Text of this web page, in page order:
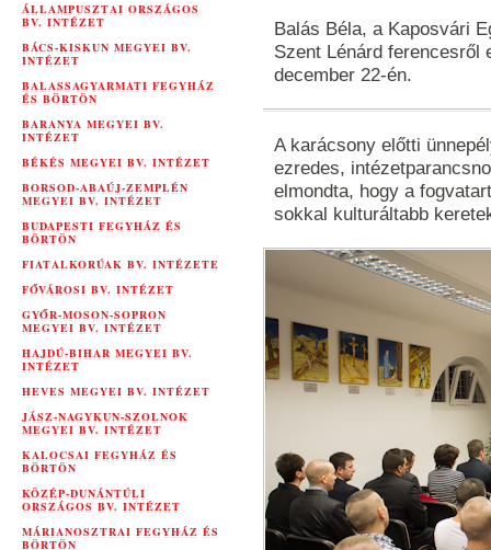
ÁLLAMPUSZTAI ORSZÁGOS
BV. INTÉZET
BÁCS-KISKUN MEGYEI BV.
INTÉZET
BALASSAGYARMATI FEGYHÁZ
ÉS BÖRTÖN
BARANYA MEGYEI BV.
INTÉZET
BÉKÉS MEGYEI BV. INTÉZET
BORSOD-ABAÚJ-ZEMPLÉN
MEGYEI BV. INTÉZET
BUDAPESTI FEGYHÁZ ÉS
BÖRTÖN
FIATALKORÚAK BV. INTÉZETE
FŐVÁROSI BV. INTÉZET
GYŐR-MOSON-SOPRON
MEGYEI BV. INTÉZET
HAJDÚ-BIHAR MEGYEI BV.
INTÉZET
HEVES MEGYEI BV. INTÉZET
JÁSZ-NAGYKUN-SZOLNOK
MEGYEI BV. INTÉZET
KALOCSAI FEGYHÁZ ÉS
BÖRTÖN
KÖZÉP-DUNÁNTÚLI
ORSZÁGOS BV. INTÉZET
MÁRIANOSZTRAI FEGYHÁZ ÉS
BÖRTÖN
Balás Béla, a Kaposvári
Szent Lénárd ferencesről
december 22-én.
A karácsony előtti
ezredes,
elmondta, hogy a
sokkal kulturáltabb